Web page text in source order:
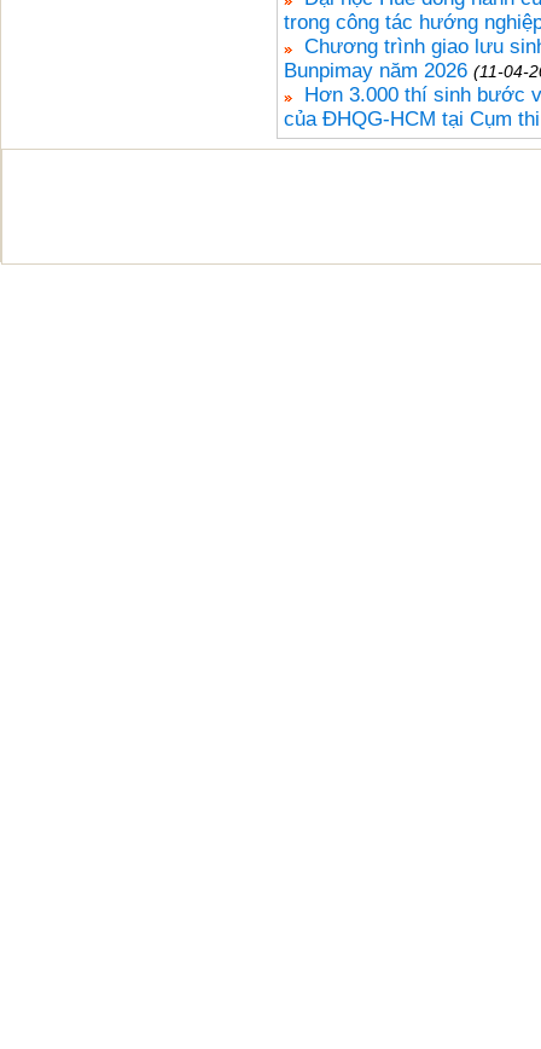
trong công tác hướng
Chương trình giao lưu
Bunpimay năm 2026 (11-04-
Hơn 3.000 thí sinh bước
của ĐHQG-HCM tại Cụm